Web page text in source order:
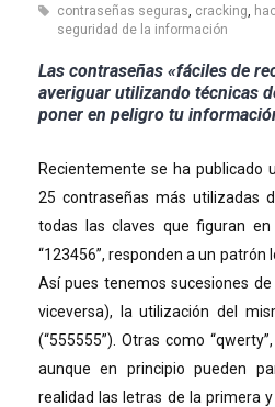
contraseñas seguras cracking
seguridad de la información
Las contraseñas «fáciles de
averiguar utilizando técnicas
poner en peligro tu
Recientemente se ha publicado
25 contraseñas más utilizadas
todas las claves que figuran
“123456”, responden a un patrón
Así pues tenemos sucesiones de
viceversa), la utilización del
(“555555”). Otras como
aunque en principio pueden
realidad las letras de la primera